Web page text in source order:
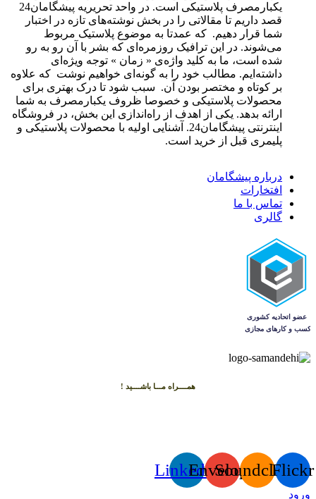
قصد داریم تا مقالاتی را در بخش نوشته‌های تازه در اختبار
شما قرار دهیم. که عمدتا به موضوع پلاستیک مربوط
می‌شوند. در این ترافیک روزمره‌ای که بشر با آن رو به رو
شده است، ما به کلید واژه‌ی « زمان » توجه ویژه‌ای
داشته‌ایم. مطالب خود را به گونه‌ای خواهیم نوشت که علاوه
بر کوتاه و مختصر بودن آن. سبب شود تا درک بهتری برای
محصولات پلاستیکی و خصوصا ظروف یکبارمصرف به شما
ارائه بدهد. یکی از اهدف از راه‌اندازی این بخش، در فروشگاه
اینترنتی پیشگامان24. آشنایی اولیه با محصولات پلاستیکی و
پلیمری قبل از خرید است.
درباره پیشگامان
افتخارات
تماس با ما
گالری
همــــراه مـــا باشــــید !
Flickr
Soundcloud
Envelope
Linkedin
ورود